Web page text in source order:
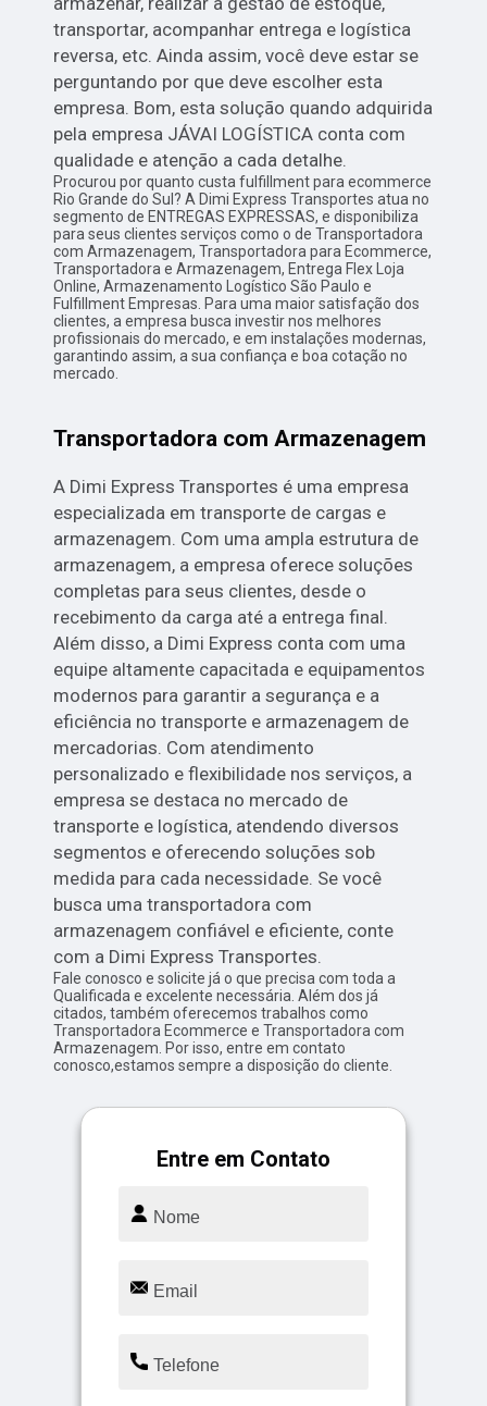
transportar, acompanhar entrega e logística
reversa, etc. Ainda assim, você deve estar se
perguntando por que deve escolher esta
empresa. Bom, esta solução quando adquirida
pela empresa JÁVAI LOGÍSTICA conta com
qualidade e atenção a cada detalhe.
Procurou por quanto custa fulfillment para ecommerce
Rio Grande do Sul? A Dimi Express Transportes atua no
segmento de ENTREGAS EXPRESSAS, e disponibiliza
para seus clientes serviços como o de Transportadora
com Armazenagem, Transportadora para Ecommerce,
Transportadora e Armazenagem, Entrega Flex Loja
Online, Armazenamento Logístico São Paulo e
Fulfillment Empresas. Para uma maior satisfação dos
clientes, a empresa busca investir nos melhores
profissionais do mercado, e em instalações modernas,
garantindo assim, a sua confiança e boa cotação no
mercado.
Transportadora com Armazenagem
A Dimi Express Transportes é uma empresa
especializada em transporte de cargas e
armazenagem. Com uma ampla estrutura de
armazenagem, a empresa oferece soluções
completas para seus clientes, desde o
recebimento da carga até a entrega final.
Além disso, a Dimi Express conta com uma
equipe altamente capacitada e equipamentos
modernos para garantir a segurança e a
eficiência no transporte e armazenagem de
mercadorias. Com atendimento
personalizado e flexibilidade nos serviços, a
empresa se destaca no mercado de
transporte e logística, atendendo diversos
segmentos e oferecendo soluções sob
medida para cada necessidade. Se você
busca uma transportadora com
armazenagem confiável e eficiente, conte
com a Dimi Express Transportes.
Fale conosco e solicite já o que precisa com toda a
Qualificada e excelente necessária. Além dos já
citados, também oferecemos trabalhos como
Transportadora Ecommerce e Transportadora com
Armazenagem. Por isso, entre em contato
conosco,estamos sempre a disposição do cliente.
Entre em Contato